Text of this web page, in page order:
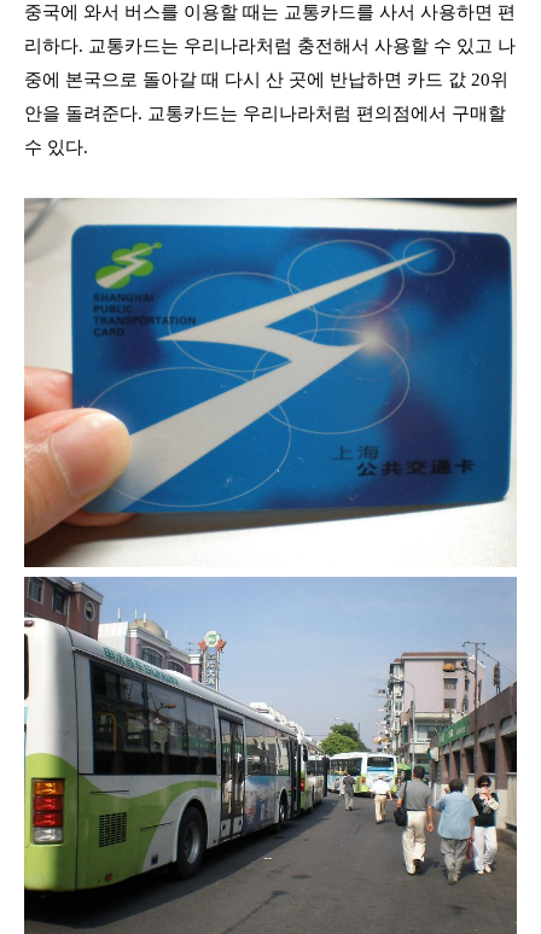
중국에 와서 버스를 이용할 때는 교통카드를 사서 사용하면 편
리하다. 교통카드는 우리나라처럼 충전해서 사용할 수 있고 나
중에 본국으로 돌아갈 때 다시 산 곳에 반납하면 카드 값 20위
안을 돌려준다. 교통카드는 우리나라처럼 편의점에서 구매할
수 있다.